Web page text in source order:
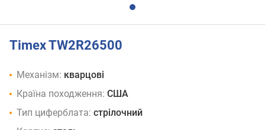
Timex TW2R26500
Механізм: кварцові
Країна походження: США
Тип циферблата: стрілочний